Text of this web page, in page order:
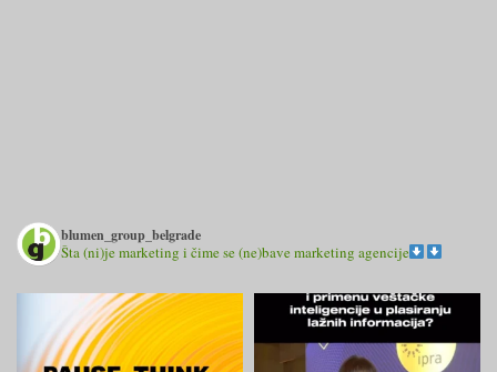
blumen_group_belgrade
Šta (ni)je marketing i čime se (ne)bave marketing agencije